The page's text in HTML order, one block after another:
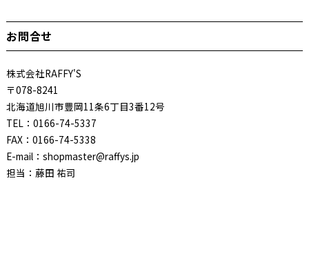
お問合せ
株式会社RAFFY'S
〒078-8241
北海道旭川市豊岡11条6丁目3番12号
TEL：0166-74-5337
FAX：0166-74-5338
E-mail：shopmaster@raffys.jp
担当：藤田 祐司